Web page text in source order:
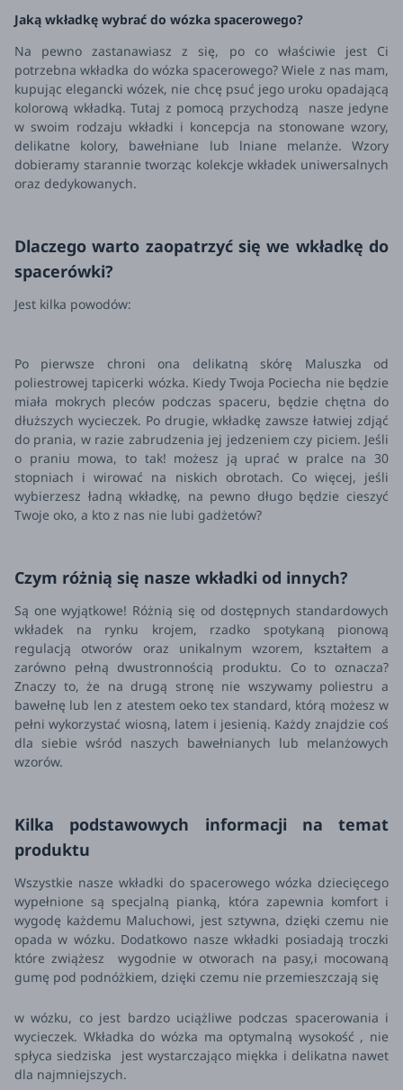
Jaką wkładkę wybrać do wózka spacerowego?
Na pewno zastanawiasz z się, po co właściwie jest Ci
potrzebna wkładka do wózka spacerowego? Wiele z nas mam,
kupując elegancki wózek, nie chcę psuć jego uroku opadającą
kolorową wkładką. Tutaj z pomocą przychodzą nasze jedyne
w swoim rodzaju wkładki i koncepcja na stonowane wzory,
delikatne kolory, bawełniane lub lniane melanże. Wzory
dobieramy starannie tworząc kolekcje wkładek uniwersalnych
oraz dedykowanych.
Dlaczego warto zaopatrzyć się we wkładkę do
spacerówki?
Jest kilka powodów:
Po pierwsze chroni ona delikatną skórę Maluszka od
poliestrowej tapicerki wózka. Kiedy Twoja Pociecha nie będzie
miała mokrych pleców podczas spaceru, będzie chętna do
dłuższych wycieczek. Po drugie, wkładkę zawsze łatwiej zdjąć
do prania, w razie zabrudzenia jej jedzeniem czy piciem. Jeśli
o praniu mowa, to tak! możesz ją uprać w pralce na 30
stopniach i wirować na niskich obrotach. Co więcej, jeśli
wybierzesz ładną wkładkę, na pewno długo będzie cieszyć
Twoje oko, a kto z nas nie lubi gadżetów?
Czym różnią się nasze wkładki od innych?
Są one wyjątkowe! Różnią się od dostępnych standardowych
wkładek na rynku krojem, rzadko spotykaną pionową
regulacją otworów oraz unikalnym wzorem, kształtem a
zarówno pełną dwustronnością produktu. Co to oznacza?
Znaczy to, że na drugą stronę nie wszywamy poliestru a
bawełnę lub len z atestem oeko tex standard, którą możesz w
pełni wykorzystać wiosną, latem i jesienią. Każdy znajdzie coś
dla siebie wśród naszych bawełnianych lub melanżowych
wzorów.
Kilka podstawowych informacji na temat
produktu
Wszystkie nasze wkładki do spacerowego wózka dziecięcego
wypełnione są specjalną pianką, która zapewnia komfort i
wygodę każdemu Maluchowi, jest sztywna, dzięki czemu nie
opada w wózku. Dodatkowo nasze wkładki posiadają troczki
które zwiążesz wygodnie w otworach na pasy,i mocowaną
gumę pod podnóżkiem, dzięki czemu nie przemieszczają się
w wózku, co jest bardzo uciążliwe podczas spacerowania i
wycieczek. Wkładka do wózka ma optymalną wysokość , nie
spłyca siedziska jest wystarczająco miękka i delikatna nawet
dla najmniejszych.